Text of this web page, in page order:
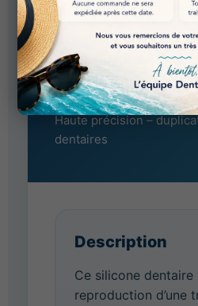
X
Silicone par
duplication
Haute précision –
dentaires
Description
Ce silicone dentaire
reproduction d’une